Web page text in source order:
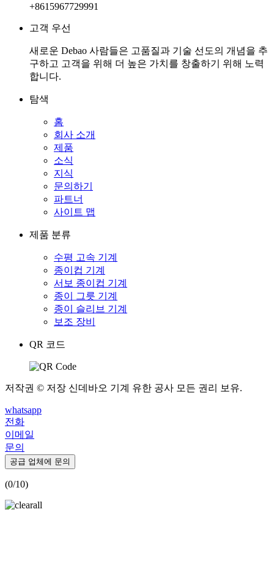
+8615967729991
고객 우선
새로운 Debao 사람들은 고품질과 기술 선도의 개념을 추
구하고 고객을 위해 더 높은 가치를 창출하기 위해 노력
합니다.
탐색
홈
회사 소개
제품
소식
지식
문의하기
파트너
사이트 맵
제품 분류
수평 고속 기계
종이컵 기계
서보 종이컵 기계
종이 그릇 기계
종이 슬리브 기계
보조 장비
QR 코드
저작권 © 저장 신데바오 기계 유한 공사 모든 권리 보유.
whatsapp
전화
이메일
문의
공급 업체에 문의
(0/10)